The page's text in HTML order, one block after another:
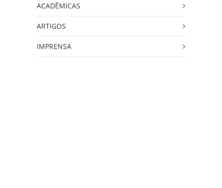
ACADÊMICAS
ARTIGOS
IMPRENSA